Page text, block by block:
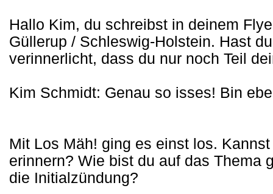
Hallo Kim, du schreibst in deinem
Güllerup / Schleswig-Holstein. Hast
verinnerlicht, dass du nur noch Teil
Kim Schmidt: Genau so isses! Bin
Mit Los Mäh! ging es einst los.
erinnern? Wie bist du auf das Thema
die Initialzündung?